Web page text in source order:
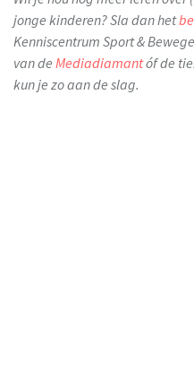
jonge kinderen? Sla dan het
Kenniscentrum Sport &
van de Mediadiamantóf de
kun je zo aan de slag.